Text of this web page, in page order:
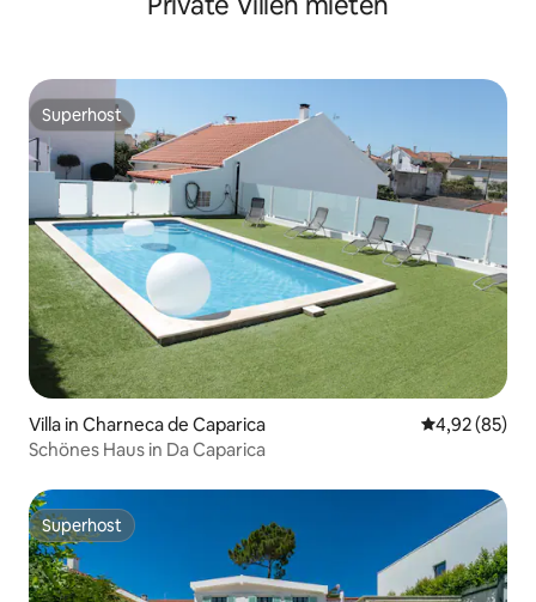
Superhost
Superhost
Villa in Charneca de Caparica
4,92 (85)
Schönes Haus in Da Caparica
Superhost
Superhost